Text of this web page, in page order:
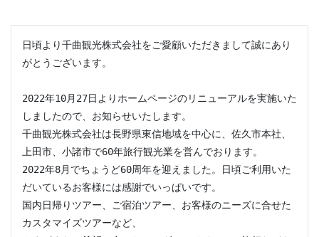
日頃より千曲観光株式会社をご愛顧いただきまして誠にあり
がとうございます。
2022年10月27日よりホームページのリニューアルを実施いた
しましたので、お知らせいたします。
千曲観光株式会社は長野県東信地域を中心に、佐久市本社、
上田市、小諸市で60年旅行観光業を営んでおります。
2022年8月でちょうど60周年を迎えました。日頃ご利用いた
だいているお客様には感謝でいっぱいです。
国内日帰りツアー、ご宿泊ツアー、お客様のニーズに合せた
カスタマイズツアーなど、